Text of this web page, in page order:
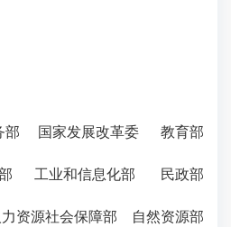
国家发展改革委 教育部
部 工业和信息化部 民政部
源社会保障部 自然资源部